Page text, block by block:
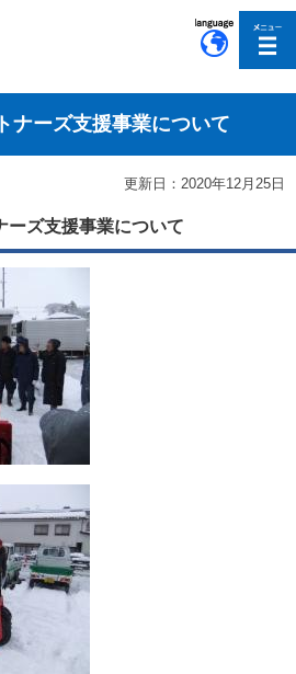
ナーズ支援事業について
更新日：2020年12月25日
ーズ支援事業について